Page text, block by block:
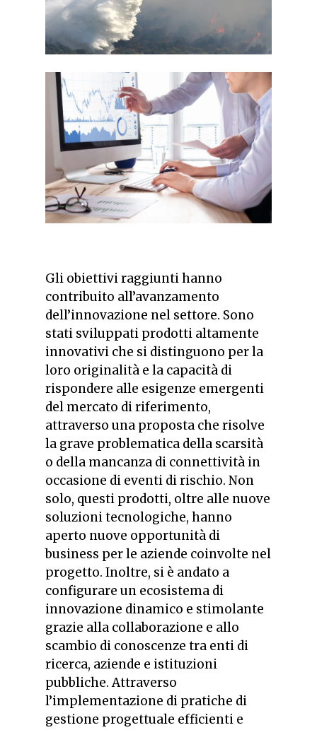
Gli obiettivi raggiunti hanno
contribuito all’avanzamento
dell’innovazione nel settore. Sono
stati sviluppati prodotti altamente
innovativi che si distinguono per la
loro originalità e la capacità di
rispondere alle esigenze emergenti
del mercato di riferimento,
attraverso una proposta che risolve
la grave problematica della scarsità
o della mancanza di connettività in
occasione di eventi di rischio. Non
solo, questi prodotti, oltre alle nuove
soluzioni tecnologiche, hanno
aperto nuove opportunità di
business per le aziende coinvolte nel
progetto. Inoltre, si è andato a
configurare un ecosistema di
innovazione dinamico e stimolante
grazie alla collaborazione e allo
scambio di conoscenze tra enti di
ricerca, aziende e istituzioni
pubbliche. Attraverso
l’implementazione di pratiche di
gestione progettuale efficienti e